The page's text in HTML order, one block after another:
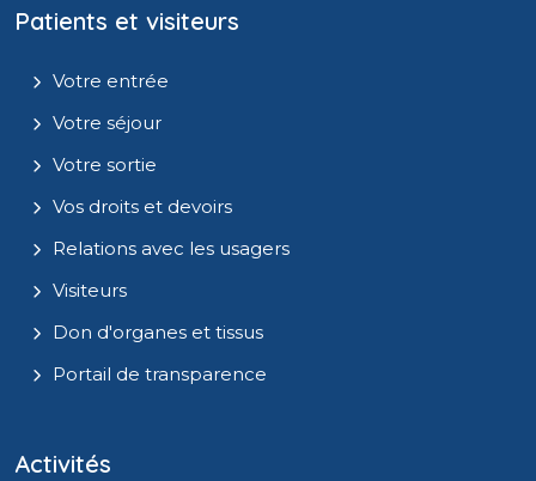
Patients et visiteurs
Votre entrée
Votre séjour
Votre sortie
Vos droits et devoirs
Relations avec les usagers
Visiteurs
Don d'organes et tissus
Portail de transparence
Activités